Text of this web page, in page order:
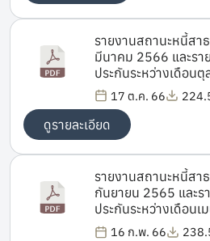
รายงานสถานะหนี้ส
มีนาคม 2566 และรา
ประกันระหว่างเดือนตุลาค
มีนาคม 2566
17 ต.ค. 66
ดูรายละเอียด
รายงานสถานะหนี้ส
กันยายน 2565 และร
ประกันระหว่างเดือน
กันยายน 2565
16 ก.พ. 66